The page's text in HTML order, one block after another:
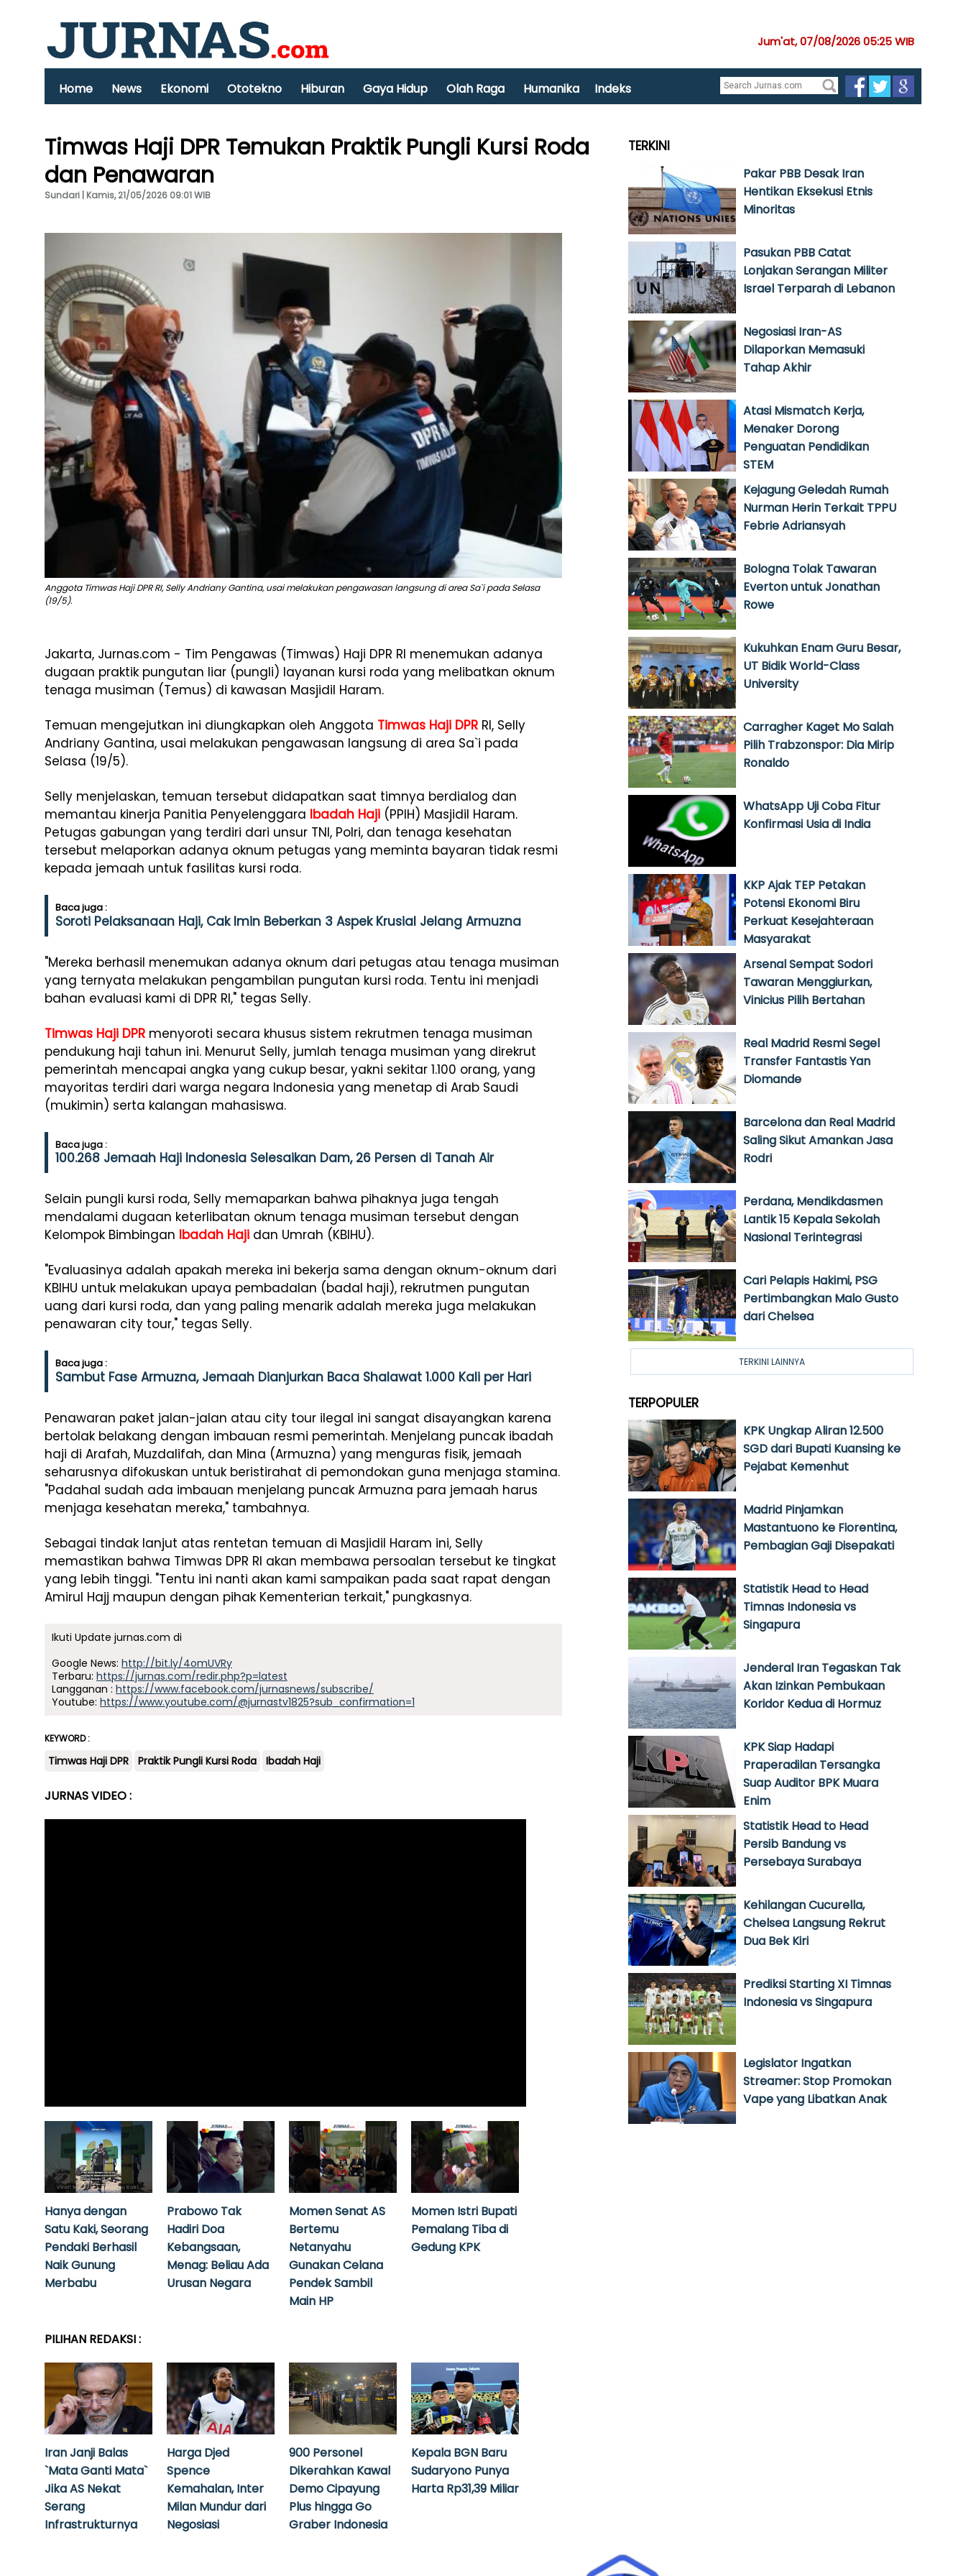
Jum'at, 07/08/2026 05:25 WIB
Home News Ekonomi Ototekno Hiburan Gaya Hidup Olah Raga Humanika Indeks
Timwas Haji DPR Temukan Praktik Pungli Kursi Roda
dan Penawaran
Sundari | Kamis, 21/05/2026 09:01 WIB
Anggota Timwas Haji DPR RI, Selly Andriany Gantina, usai melakukan pengawasan langsung di area Sa`i pada Selasa
(19/5).
Jakarta, Jurnas.com - Tim Pengawas (Timwas) Haji DPR RI menemukan adanya
dugaan praktik pungutan liar (pungli) layanan kursi roda yang melibatkan oknum
tenaga musiman (Temus) di kawasan Masjidil Haram.
Temuan mengejutkan ini diungkapkan oleh Anggota Timwas Haji DPR RI, Selly
Andriany Gantina, usai melakukan pengawasan langsung di area Sa`i pada
Selasa (19/5).
Selly menjelaskan, temuan tersebut didapatkan saat timnya berdialog dan
memantau kinerja Panitia Penyelenggara Ibadah Haji (PPIH) Masjidil Haram.
Petugas gabungan yang terdiri dari unsur TNI, Polri, dan tenaga kesehatan
tersebut melaporkan adanya oknum petugas yang meminta bayaran tidak resmi
kepada jemaah untuk fasilitas kursi roda.
Baca juga :
Soroti Pelaksanaan Haji, Cak Imin Beberkan 3 Aspek Krusial Jelang Armuzna
"Mereka berhasil menemukan adanya oknum dari petugas atau tenaga musiman
yang ternyata melakukan pengambilan pungutan kursi roda. Tentu ini menjadi
bahan evaluasi kami di DPR RI," tegas Selly.
Timwas Haji DPR menyoroti secara khusus sistem rekrutmen tenaga musiman
pendukung haji tahun ini. Menurut Selly, jumlah tenaga musiman yang direkrut
pemerintah mencapai angka yang cukup besar, yakni sekitar 1.100 orang, yang
mayoritas terdiri dari warga negara Indonesia yang menetap di Arab Saudi
(mukimin) serta kalangan mahasiswa.
Baca juga :
100.268 Jemaah Haji Indonesia Selesaikan Dam, 26 Persen di Tanah Air
Selain pungli kursi roda, Selly memaparkan bahwa pihaknya juga tengah
mendalami dugaan keterlibatan oknum tenaga musiman tersebut dengan
Kelompok Bimbingan Ibadah Haji dan Umrah (KBIHU).
"Evaluasinya adalah apakah mereka ini bekerja sama dengan oknum-oknum dari
KBIHU untuk melakukan upaya pembadalan (badal haji), rekrutmen pungutan
uang dari kursi roda, dan yang paling menarik adalah mereka juga melakukan
penawaran city tour," tegas Selly.
Baca juga :
Sambut Fase Armuzna, Jemaah Dianjurkan Baca Shalawat 1.000 Kali per Hari
Penawaran paket jalan-jalan atau city tour ilegal ini sangat disayangkan karena
bertolak belakang dengan imbauan resmi pemerintah. Menjelang puncak ibadah
haji di Arafah, Muzdalifah, dan Mina (Armuzna) yang menguras fisik, jemaah
seharusnya difokuskan untuk beristirahat di pemondokan guna menjaga stamina.
"Padahal sudah ada imbauan menjelang puncak Armuzna para jemaah harus
menjaga kesehatan mereka," tambahnya.
Sebagai tindak lanjut atas rentetan temuan di Masjidil Haram ini, Selly
memastikan bahwa Timwas DPR RI akan membawa persoalan tersebut ke tingkat
yang lebih tinggi. "Tentu ini nanti akan kami sampaikan pada saat rapat dengan
Amirul Hajj maupun dengan pihak Kementerian terkait," pungkasnya.
Ikuti Update jurnas.com di
Google News: http://bit.ly/4omUVRy
Terbaru: https://jurnas.com/redir.php?p=latest
Langganan : https://www.facebook.com/jurnasnews/subscribe/
Youtube: https://www.youtube.com/@jurnastv1825?sub_confirmation=1
KEYWORD :
Timwas Haji DPR Praktik Pungli Kursi Roda Ibadah Haji
JURNAS VIDEO :
Hanya dengan
Satu Kaki, Seorang
Pendaki Berhasil
Naik Gunung
Merbabu
Prabowo Tak
Hadiri Doa
Kebangsaan,
Menag: Beliau Ada
Urusan Negara
Momen Senat AS
Bertemu
Netanyahu
Gunakan Celana
Pendek Sambil
Main HP
Momen Istri Bupati
Pemalang Tiba di
Gedung KPK
PILIHAN REDAKSI :
Iran Janji Balas
`Mata Ganti Mata`
Jika AS Nekat
Serang
Infrastrukturnya
Harga Djed
Spence
Kemahalan, Inter
Milan Mundur dari
Negosiasi
900 Personel
Dikerahkan Kawal
Demo Cipayung
Plus hingga Go
Graber Indonesia
Kepala BGN Baru
Sudaryono Punya
Harta Rp31,39 Miliar
TERKINI
Pakar PBB Desak Iran
Hentikan Eksekusi Etnis
Minoritas
Pasukan PBB Catat
Lonjakan Serangan Militer
Israel Terparah di Lebanon
Negosiasi Iran-AS
Dilaporkan Memasuki
Tahap Akhir
Atasi Mismatch Kerja,
Menaker Dorong
Penguatan Pendidikan
STEM
Kejagung Geledah Rumah
Nurman Herin Terkait TPPU
Febrie Adriansyah
Bologna Tolak Tawaran
Everton untuk Jonathan
Rowe
Kukuhkan Enam Guru Besar,
UT Bidik World-Class
University
Carragher Kaget Mo Salah
Pilih Trabzonspor: Dia Mirip
Ronaldo
WhatsApp Uji Coba Fitur
Konfirmasi Usia di India
KKP Ajak TEP Petakan
Potensi Ekonomi Biru
Perkuat Kesejahteraan
Masyarakat
Arsenal Sempat Sodori
Tawaran Menggiurkan,
Vinicius Pilih Bertahan
Real Madrid Resmi Segel
Transfer Fantastis Yan
Diomande
Barcelona dan Real Madrid
Saling Sikut Amankan Jasa
Rodri
Perdana, Mendikdasmen
Lantik 15 Kepala Sekolah
Nasional Terintegrasi
Cari Pelapis Hakimi, PSG
Pertimbangkan Malo Gusto
dari Chelsea
TERKINI LAINNYA
TERPOPULER
KPK Ungkap Aliran 12.500
SGD dari Bupati Kuansing ke
Pejabat Kemenhut
Madrid Pinjamkan
Mastantuono ke Fiorentina,
Pembagian Gaji Disepakati
Statistik Head to Head
Timnas Indonesia vs
Singapura
Jenderal Iran Tegaskan Tak
Akan Izinkan Pembukaan
Koridor Kedua di Hormuz
KPK Siap Hadapi
Praperadilan Tersangka
Suap Auditor BPK Muara
Enim
Statistik Head to Head
Persib Bandung vs
Persebaya Surabaya
Kehilangan Cucurella,
Chelsea Langsung Rekrut
Dua Bek Kiri
Prediksi Starting XI Timnas
Indonesia vs Singapura
Legislator Ingatkan
Streamer: Stop Promokan
Vape yang Libatkan Anak